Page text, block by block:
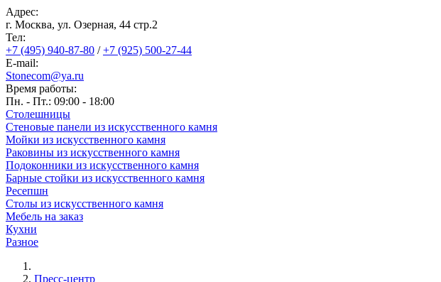
Адрес:
г. Москва, ул. Озерная, 44 cтр.2
Тел:
+7 (495) 940-87-80 /+7 (925) 500-27-44
E-mail:
Stonecom@ya.ru
Время работы:
Пн. - Пт.: 09:00 - 18:00
Столешницы
Стеновые панели из искусственного камня
Мойки из искусственного камня
Раковины из искусственного камня
Подоконники из искусственного камня
Барные стойки из искусственного камня
Ресепшн
Cтолы из искусственного камня
Мебель на заказ
Кухни
Разное
Пресс-центр